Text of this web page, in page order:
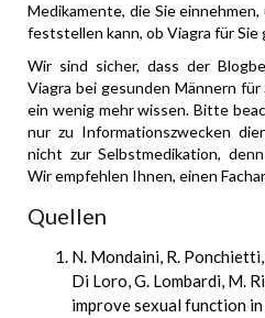
Medikamente, die Sie
feststellen kann, ob Viagra für
Wir sind sicher, dass der
Viagra bei gesunden Männern
ein wenig mehr wissen. Bitte
nur zu Informationszwecken
nicht zur Selbstmedikation,
Wir empfehlen Ihnen, einen
Quellen
N. Mondaini, R.
Di Loro, G. Lombardi, M.
improve sexual function